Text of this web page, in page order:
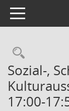
Toggle navigation
Sozial-,
17:00-